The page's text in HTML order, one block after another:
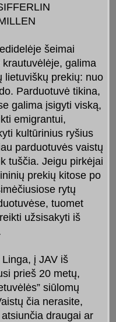
šeimai
galima
lietuviškų prekių: nuo
Parduotuvė tikina,
galima įsigyti viską,
emigrantui,
kultūrinius ryšius
parduotuvės vaistų
tuščia. Jeigu pirkėjai
prekių kitose po
rytų
tuomet
užsisakyti iš
į JAV iš
prieš 20 metų,
siūlomų
čia nerasite,
draugai ar